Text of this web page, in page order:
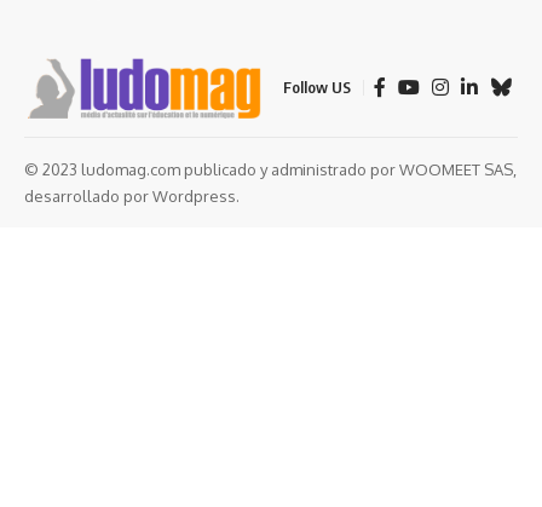
Follow US
© 2023 ludomag.com publicado y administrado por WOOMEET SAS,
desarrollado por Wordpress.